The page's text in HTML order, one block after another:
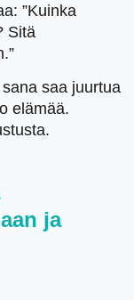
”Kuinka
Sitä
saa juurtua
elämää.
ja